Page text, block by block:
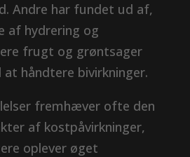
Andre har fundet ud af,
af hydrering og
frugt og grøntsager
håndtere bivirkninger.
fremhæver ofte den
af kostpåvirkninger,
oplever øget